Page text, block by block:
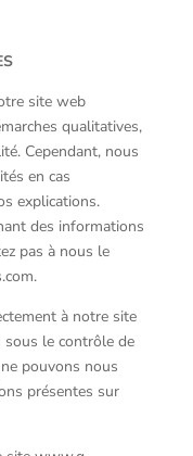
site web
qualitatives,
Cependant, nous
en cas
explications.
des informations
pas à nous le
à notre site
le contrôle de
pouvons nous
présentes sur